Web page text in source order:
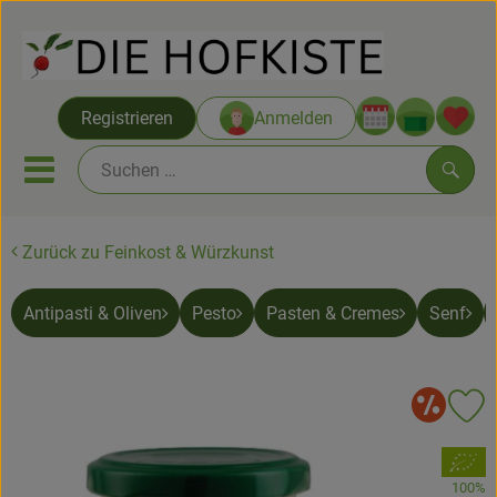
Registrieren Anmelden
Mobiles Menu öffnen oder
Saatgut ab Juli
Themenwelten
Vom Acker
Zurück zu Feinkost & Würzkunst
Antipasti & Oliven Pesto Pasten & Cremes Senf
, Verband:
100%